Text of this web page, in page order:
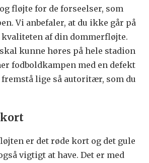
fløjte for de forseelser, som
Vi anbefaler, at du ikke går på
af din dommerfløjte.
kunne høres på hele stadion
fodboldkampen med en defekt
lige så autoritær, som du
er det røde kort og det gule
vigtigt at have. Det er med